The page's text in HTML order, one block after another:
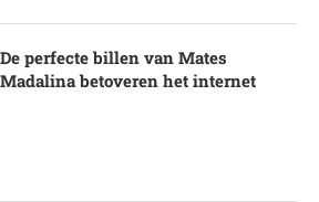
De perfecte billen van Mates
Madalina betoveren het internet